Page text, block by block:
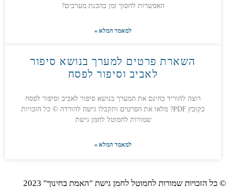
האפשרות לחסוך זמן בהכנת מערכים?
למאמר המלא »
השארת פרטים למערך בנושא סיפור
לאביב וסיפור לפסח
רוצה להוריד בחינם את המערך בנושא סיפור לאביב וסיפור לפסח
כקובץ PDF? מלאו את הפרטים ותקבלו גישה להורדה © כל הזכויות
שמורות לחמוטל לחמן גישת
למאמר המלא »
© כל הזכויות שמורות לחמוטל לחמן גישת "האמת בחינוך" 2023